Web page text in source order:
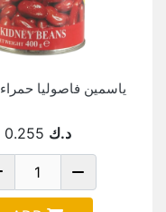
ياسمين فاصوليا حمراء 400 جم
د.ك 0.255